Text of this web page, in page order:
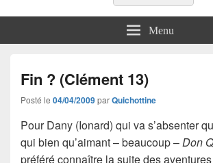
Menu
Fin ? (Clément 13)
Posté le 04/04/2009parQuichottine
Pour Dany (Ionard) qui va s’absenter
qui bien qu’aimant – beaucoup – Don
préféré connaître la suite des